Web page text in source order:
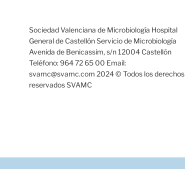
Sociedad Valenciana de Microbiología Hospital
General de Castellón Servicio de Microbiología
Avenida de Benicassim, s/n 12004 Castellón
Teléfono: 964 72 65 00 Email:
svamc@svamc.com 2024 © Todos los derechos
reservados SVAMC